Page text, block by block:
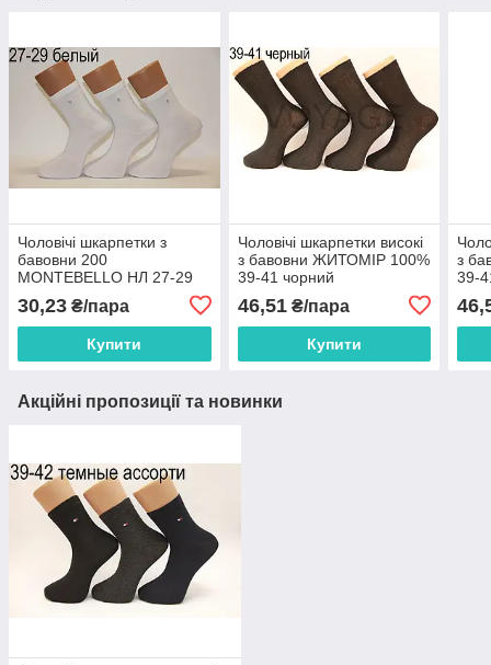
Чоловічі шкарпетки з
бавовни 200
MONTEBELLO НЛ 27-29
30,23 ₴/пара
Купити
Чоловічі шкарпетки високі
з бавовни ЖИТОМІР 100%
39-41 чорний
46,51₴/пара
Купити
з
39-
Акційні пропозиції та новинки